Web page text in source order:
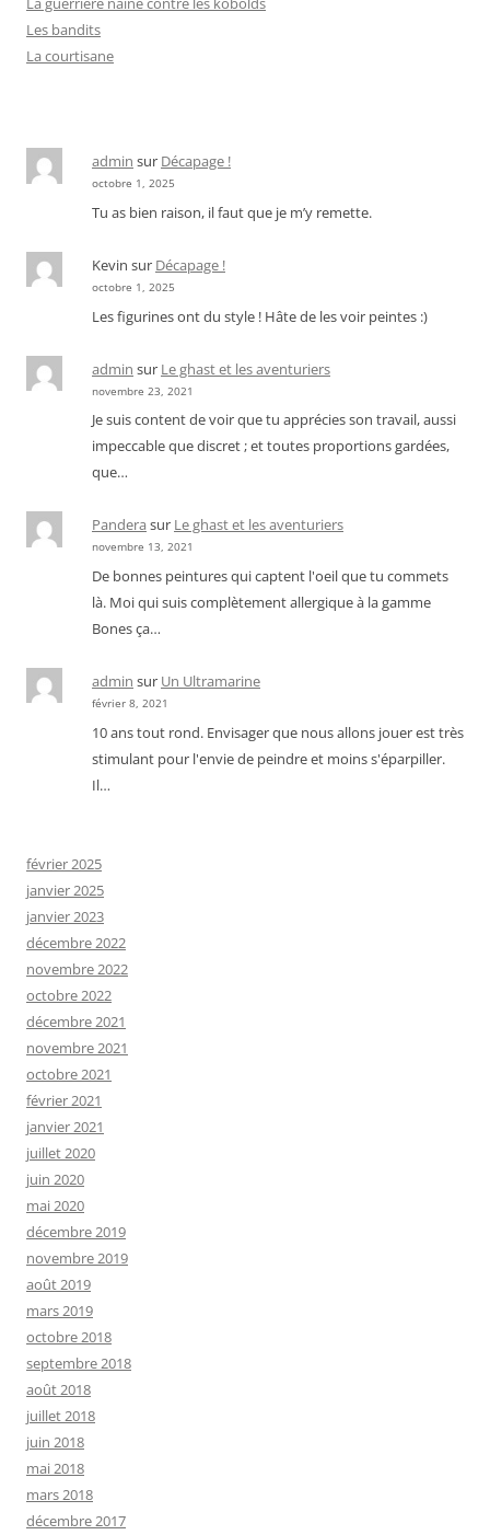
Les bandits
La courtisane
admin sur Décapage !
octobre 1, 2025
Tu as bien raison, il faut que je m’y remette.
Kevin sur Décapage !
octobre 1, 2025
Les figurines ont du style ! Hâte de les voir peintes :)
admin sur Le ghast et les aventuriers
novembre 23, 2021
Je suis content de voir que tu apprécies son travail, aussi
impeccable que discret ; et toutes proportions gardées,
que…
Pandera sur Le ghast et les aventuriers
novembre 13, 2021
De bonnes peintures qui captent l'oeil que tu commets
là. Moi qui suis complètement allergique à la gamme
Bones ça…
admin sur Un Ultramarine
février 8, 2021
10 ans tout rond. Envisager que nous allons jouer est très
stimulant pour l'envie de peindre et moins s'éparpiller.
Il…
février 2025
janvier 2025
janvier 2023
décembre 2022
novembre 2022
octobre 2022
décembre 2021
novembre 2021
octobre 2021
février 2021
janvier 2021
juillet 2020
juin 2020
mai 2020
décembre 2019
novembre 2019
août 2019
mars 2019
octobre 2018
septembre 2018
août 2018
juillet 2018
juin 2018
mai 2018
mars 2018
décembre 2017